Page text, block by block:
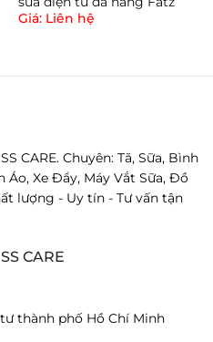
Giá: Liên hệ
CARE. Chuyên: Tã, Sữa, Bình
Xe Đẩy, Máy Vắt Sữa, Đồ
lượng - Uy tín - Tư vấn tận
CARE
thành phố Hồ Chí Minh